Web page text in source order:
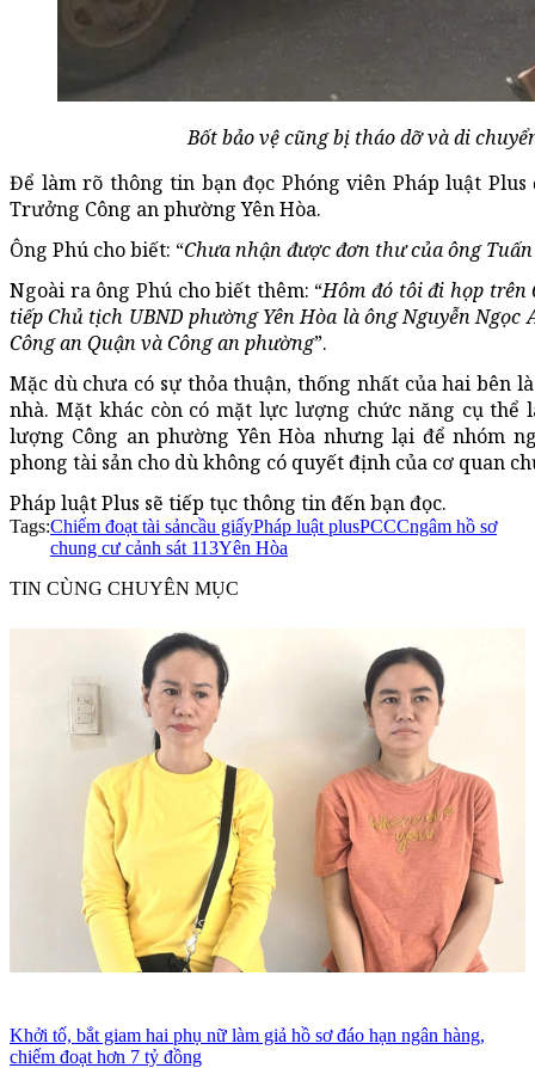
Bốt bảo vệ cũng bị tháo dỡ và di
Để làm rõ thông tin bạn đọc Phóng viên Pháp luật
Trưởng Công an phường Yên Hòa.
Ông Phú cho biết: “Chưa nhận được đơn thư của ông
Ngoài ra ông Phú cho biết thêm: “Hôm đó tôi đi họp trên
tiếp Chủ tịch UBND phường Yên Hòa là ông Nguyễn
Công an Quận và Công an phường”.
Mặc dù chưa có sự thỏa thuận, thống nhất của hai bên
nhà. Mặt khác còn có mặt lực lượng chức năng cụ thể
lượng Công an phường Yên Hòa nhưng lại để nhóm
phong tài sản cho dù không có quyết định của cơ quan
Pháp luật Plus sẽ tiếp tục thông tin đến bạn đọc.
Tags:Chiếm đoạt tài sảncầu giấyPháp luật plusPCCCngâm hồ sơ
chung cư cảnh sát 113Yên Hòa
TIN CÙNG CHUYÊN MỤC
Khởi tố, bắt giam hai phụ nữ làm giả hồ sơ đáo hạn ngân hàng,
chiếm đoạt hơn 7 tỷ đồng